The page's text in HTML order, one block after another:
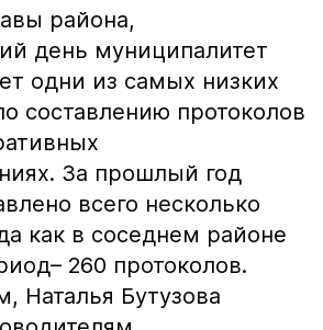
района,
день муниципалитет
одни из самых низких
составлению протоколов
За прошлый год
всего несколько
как в соседнем районе
260 протоколов.
Наталья Бутузова